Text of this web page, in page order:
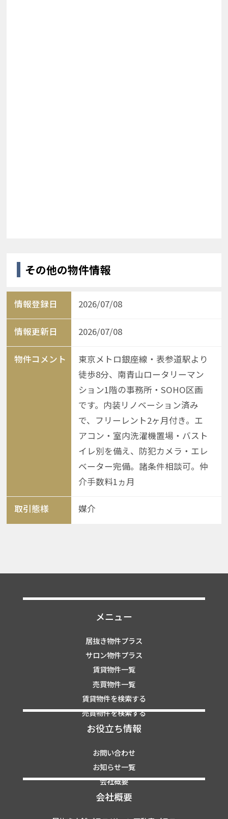
その他の物件情報
情報登録日 2026/07/08
情報更新日 2026/07/08
物件コメント
東京メトロ銀座線・表参道駅より
徒歩8分、南青山ロータリーマン
ション1階の事務所・SOHO区画
です。内装リノベーション済み
で、フリーレント2ヶ月付き。エ
アコン・室内洗濯機置場・バスト
イレ別を備え、防犯カメラ・エレ
ベーター完備。諸条件相談可。仲
介手数料1ヵ月
取引態様 媒介
メニュー
居抜き物件プラス
サロン物件プラス
賃貸物件一覧
売買物件一覧
賃貸物件を検索する
売買物件を検索する
お役立ち情報
お問い合わせ
お知らせ一覧
会社概要
会社概要